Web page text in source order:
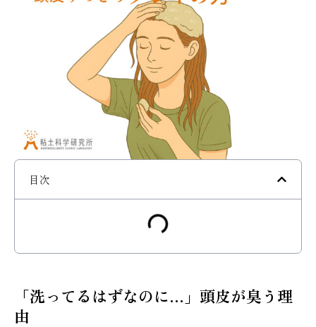
目次
「洗ってるはずなのに…」頭皮が臭う理
由